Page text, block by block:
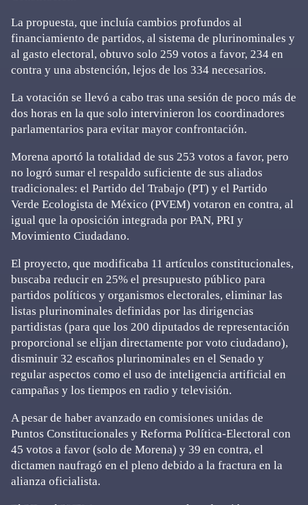
La propuesta, que incluía cambios profundos al
financiamiento de partidos, al sistema de plurinominales y
al gasto electoral, obtuvo solo 259 votos a favor, 234 en
contra y una abstención, lejos de los 334 necesarios.
La votación se llevó a cabo tras una sesión de poco más de
dos horas en la que solo intervinieron los coordinadores
parlamentarios para evitar mayor confrontación.
Morena aportó la totalidad de sus 253 votos a favor, pero
no logró sumar el respaldo suficiente de sus aliados
tradicionales: el Partido del Trabajo (PT) y el Partido
Verde Ecologista de México (PVEM) votaron en contra, al
igual que la oposición integrada por PAN, PRI y
Movimiento Ciudadano.
El proyecto, que modificaba 11 artículos constitucionales,
buscaba reducir en 25% el presupuesto público para
partidos políticos y organismos electorales, eliminar las
listas plurinominales definidas por las dirigencias
partidistas (para que los 200 diputados de representación
proporcional se elijan directamente por voto ciudadano),
disminuir 32 escaños plurinominales en el Senado y
regular aspectos como el uso de inteligencia artificial en
campañas y los tiempos en radio y televisión.
A pesar de haber avanzado en comisiones unidas de
Puntos Constitucionales y Reforma Política-Electoral con
45 votos a favor (solo de Morena) y 39 en contra, el
dictamen naufragó en el pleno debido a la fractura en la
alianza oficialista.